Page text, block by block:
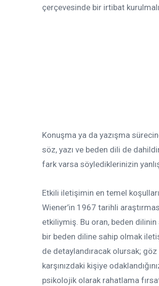
çerçevesinde bir irtibat
Konuşma ya da yazışma
söz, yazı ve beden dili de
fark varsa söylediklerinizin
Etkili iletişimin en temel
Wiener’in 1967 tarihli
etkiliymiş. Bu oran, beden dilinin
bir beden diline sahip olmak
de detaylandıracak olursak;
karşınızdaki kişiye
psikolojik olarak rahatlama